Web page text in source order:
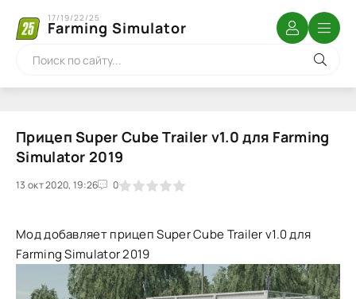
Farming Simulator
17/19/22/25
Прицеп Super Cube Trailer v1.0 для Farming
Simulator 2019
13 окт 2020, 19:26 0
1 2 3 4 5
Мод добавляет прицеп Super Cube Trailer v1.0 для
Farming Simulator 2019